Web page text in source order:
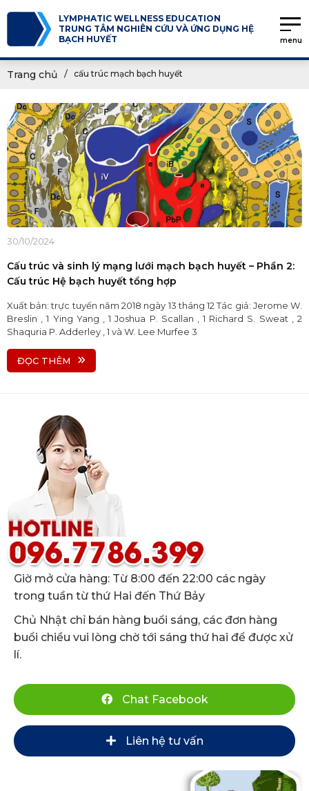
LYMPHATIC WELLNESS EDUCATION
TRUNG TÂM NGHIÊN CỨU VÀ ỨNG DỤNG HỆ
BẠCH HUYẾT
menu
Trang chủ cấu trúc mạch bạch huyết
30/10/2024
Cấu trúc và sinh lý mạng lưới mạch bạch huyết – Phần 2:
Cấu trúc Hệ bạch huyết tổng hợp
Xuất bản: trực tuyến năm 2018 ngày 13 tháng 12 Tác giả: Jerome W.
Breslin , 1 Ying Yang , 1 Joshua P. Scallan , 1 Richard S. Sweat , 2
Shaquria P. Adderley , 1 và W. Lee Murfee 3
ĐỌC THÊM
Giờ mở cửa hàng: Từ 8:00 đến 22:00 các ngày
trong tuần từ thứ Hai đến Thứ Bảy
Chủ Nhật chỉ bán hàng buổi sáng, các đơn hàng
buổi chiều vui lòng chờ tới sáng thứ hai để được xử
lí.
Chat Facebook
Liên hệ tư vấn